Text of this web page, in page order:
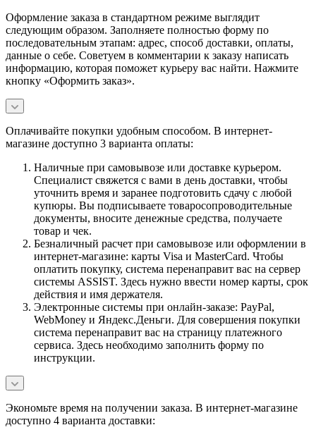
Оформление заказа в стандартном режиме выглядит
следующим образом. Заполняете полностью форму по
последовательным этапам: адрес, способ доставки, оплаты,
данные о себе. Советуем в комментарии к заказу написать
информацию, которая поможет курьеру вас найти. Нажмите
кнопку «Оформить заказ».
Оплачивайте покупки удобным способом. В интернет-
магазине доступно 3 варианта оплаты:
Наличные при самовывозе или доставке курьером.
Специалист свяжется с вами в день доставки, чтобы
уточнить время и заранее подготовить сдачу с любой
купюры. Вы подписываете товаросопроводительные
документы, вносите денежные средства, получаете
товар и чек.
Безналичный расчет при самовывозе или оформлении в
интернет-магазине: карты Visa и MasterCard. Чтобы
оплатить покупку, система перенаправит вас на сервер
системы ASSIST. Здесь нужно ввести номер карты, срок
действия и имя держателя.
Электронные системы при онлайн-заказе: PayPal,
WebMoney и Яндекс.Деньги. Для совершения покупки
система перенаправит вас на страницу платежного
сервиса. Здесь необходимо заполнить форму по
инструкции.
Экономьте время на получении заказа. В интернет-магазине
доступно 4 варианта доставки: